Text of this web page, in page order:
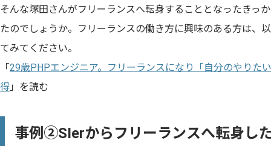
そんな塚田さんがフリーランスへ転身することとなったきっ
たのでしょうか。フリーランスの働き方に興味のある方は、
てみてください。
「29歳PHPエンジニア。フリーランスになり「自分のやりた
得 」を読む
事例②SIerからフリーランスへ転身し